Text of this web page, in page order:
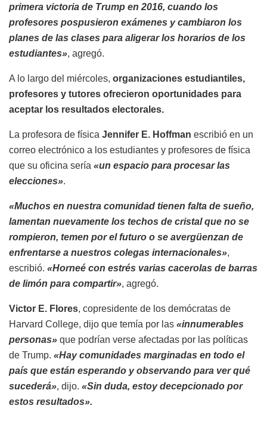
primera victoria de Trump en 2016, cuando los
profesores pospusieron exámenes y cambiaron los
planes de las clases para aligerar los horarios de los
estudiantes», agregó.
A lo largo del miércoles, organizaciones estudiantiles,
profesores y tutores ofrecieron oportunidades para
aceptar los resultados electorales.
La profesora de física Jennifer E. Hoffman escribió en un
correo electrónico a los estudiantes y profesores de física
que su oficina sería «un espacio para procesar las
elecciones».
«Muchos en nuestra comunidad tienen falta de sueño,
lamentan nuevamente los techos de cristal que no se
rompieron, temen por el futuro o se avergüenzan de
enfrentarse a nuestros colegas internacionales»,
escribió. «Horneé con estrés varias cacerolas de barras
de limón para compartir», agregó.
Victor E. Flores, copresidente de los demócratas de
Harvard College, dijo que temía por las «innumerables
personas» que podrían verse afectadas por las políticas
de Trump. «Hay comunidades marginadas en todo el
país que están esperando y observando para ver qué
sucederá», dijo. «Sin duda, estoy decepcionado por
estos resultados».